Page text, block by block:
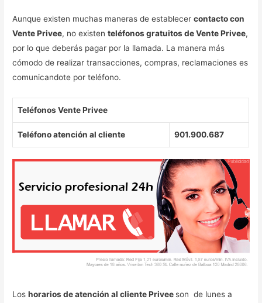
Aunque existen muchas maneras de establecercontacto con
Vente Privee, no existenteléfonos gratuitos de Vente Privee,
por lo que deberás pagar por la llamada. La manera más
cómodo de realizar transacciones, compras, reclamaciones es
comunicandote por teléfono.
Teléfonos Vente Privee
Teléfono atención al cliente 901.900.687
Loshorarios de atención al cliente Privee son de lunes a